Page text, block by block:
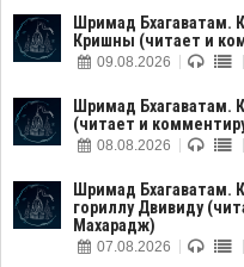
Шримад Бхагаватам.
Кришны (читает и
09.08.2026
Шримад Бхагаватам.
(читает и
08.08.2026
Шримад Бхагаватам.
гориллу Двивиду
Махарадж)
07.08.2026